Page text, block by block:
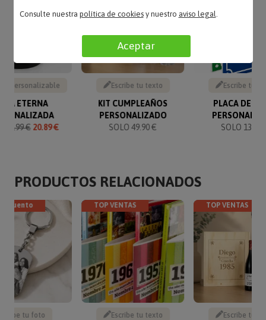
personalizable
ETERNA
21.99 € 20.89 €
Escribe tu texto
KIT CUMPLEAÑOS
PERSONALIZADO
SOLO 49.90 €
Escribe tu
PLACA DE
SOLO 13.50
PRODUCTOS RELACIONADOS
Sube tu foto
TOP VENTAS
Escribe tu texto
TOP VENTAS
Escribe tu
Consulte nuestra política de cookiesy nuestro aviso legal.
Aceptar